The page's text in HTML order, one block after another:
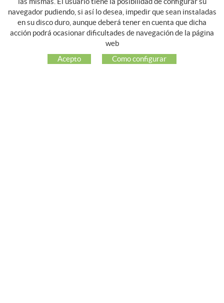
NOSOTROS
EMPRESA
MI CUENTA
navegador pudiendo, si así lo desea, impedir que sean instaladas
en su disco duro, aunque deberá tener en cuenta que dicha
acción podrá ocasionar dificultades de navegación de la página
web
Acepto
Como configurar